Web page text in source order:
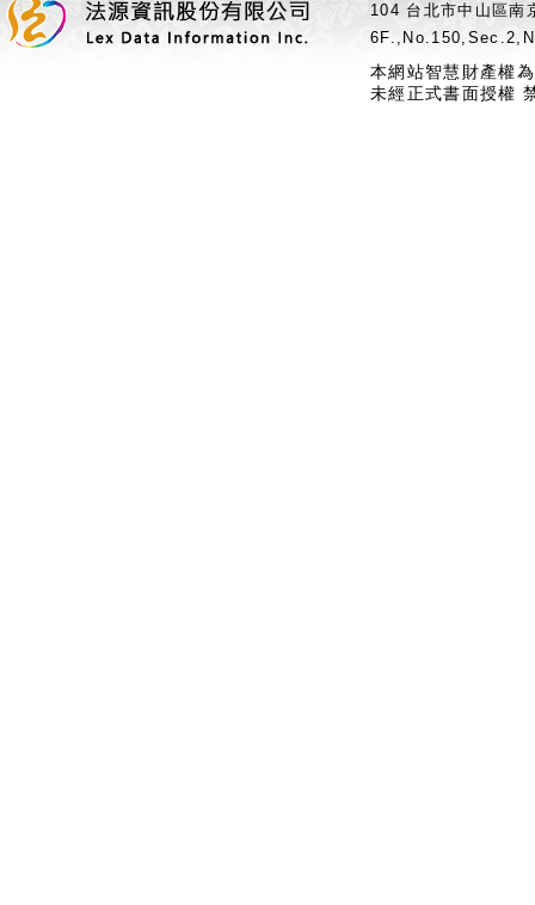
104 台北市中山區
本網站智慧財產權
未經正式書面授權